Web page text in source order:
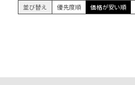
並び替え 優先度順 価格が安い順